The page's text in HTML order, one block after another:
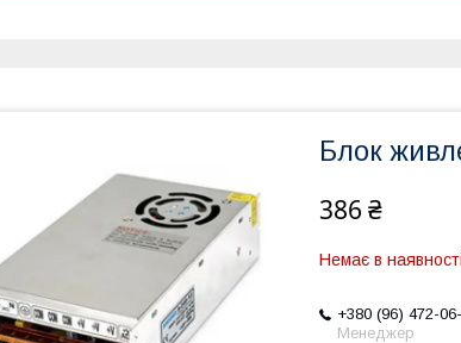
Блок
386 ₴
Немає в наявності
+380 (96) 472-
Менеджер